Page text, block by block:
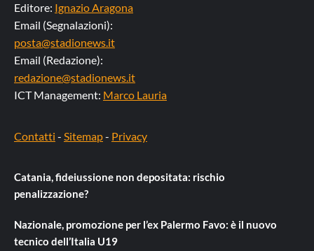
Editore: Ignazio Aragona
Email (Segnalazioni):
posta@stadionews.it
Email (Redazione):
redazione@stadionews.it
ICT Management: Marco Lauria
Contatti - Sitemap- Privacy
Catania, fideiussione non depositata: rischio
penalizzazione?
Nazionale, promozione per l’ex Palermo Favo: è il nuovo
tecnico dell’Italia U19